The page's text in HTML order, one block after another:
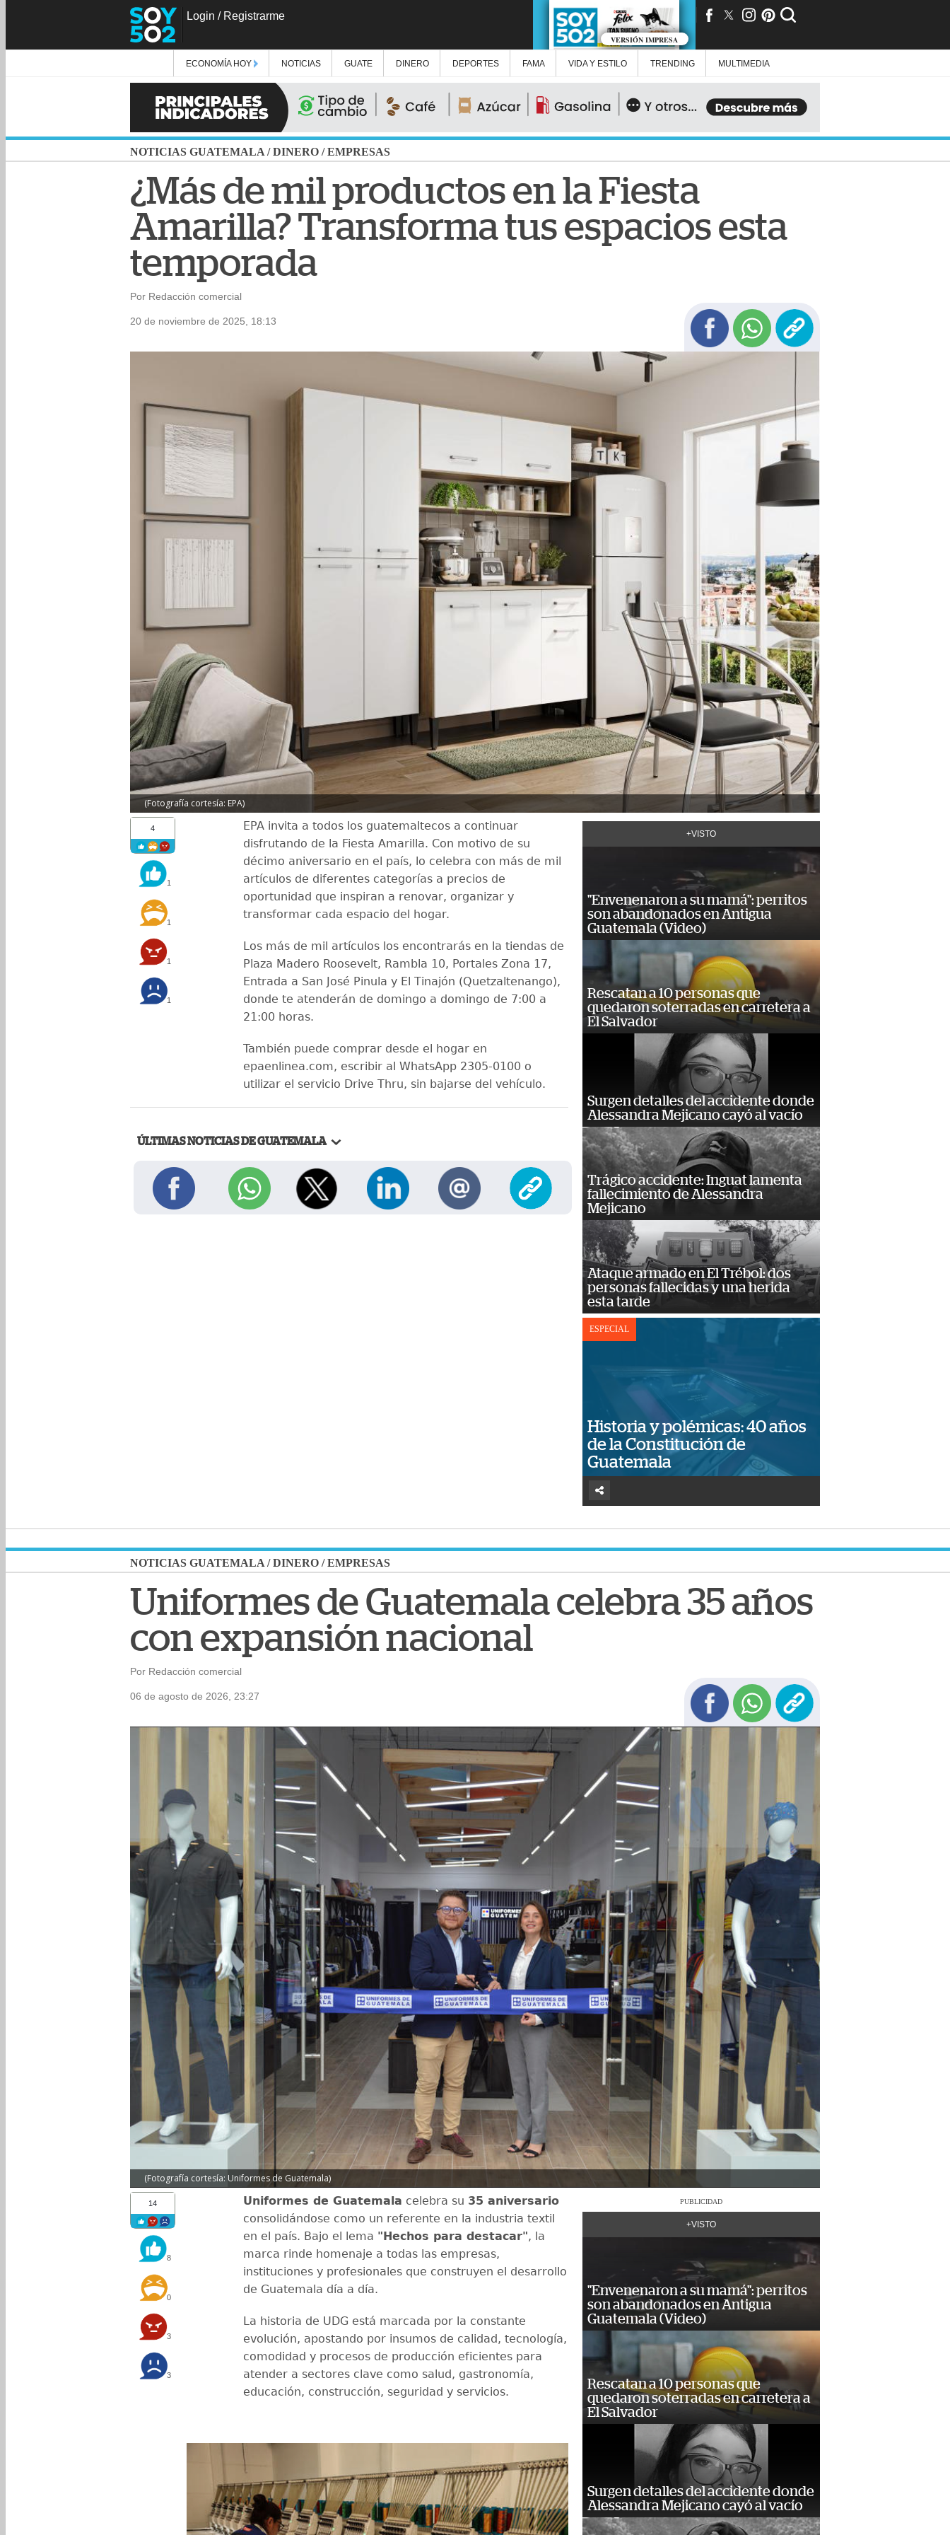
Login / Registrarme
VERSIÓN IMPRESA
ECONOMÍA HOY NOTICIAS GUATE DINERO DEPORTES FAMA VIDA Y ESTILO TRENDING MULTIMEDIA
NOTICIAS GUATEMALA /DINERO /EMPRESAS
¿Más de mil productos en la Fiesta
Amarilla? Transforma tus espacios esta
temporada
Por Redacción comercial
20 de noviembre de 2025, 18:13
(Fotografía cortesía: EPA)
4
1
1
1
1
EPA invita a todos los guatemaltecos a continuar
disfrutando de la Fiesta Amarilla. Con motivo de su
décimo aniversario en el país, lo celebra con más de mil
artículos de diferentes categorías a precios de
oportunidad que inspiran a renovar, organizar y
transformar cada espacio del hogar.
Los más de mil artículos los encontrarás en la tiendas de
Plaza Madero Roosevelt, Rambla 10, Portales Zona 17,
Entrada a San José Pinula y El Tinajón (Quetzaltenango),
donde te atenderán de domingo a domingo de 7:00 a
21:00 horas.
También puede comprar desde el hogar en
epaenlinea.com, escribir al WhatsApp 2305-0100 o
utilizar el servicio Drive Thru, sin bajarse del vehículo.
ÚLTIMAS NOTICIAS DE GUATEMALA
+VISTO
"Envenenaron a su mamá": perritos
son abandonados en Antigua
Guatemala (Video)
Rescatan a 10 personas que
quedaron soterradas en carretera a
El Salvador
Surgen detalles del accidente donde
Alessandra Mejicano cayó al vacío
Trágico accidente: Inguat lamenta
fallecimiento de Alessandra
Mejicano
Ataque armado en El Trébol: dos
personas fallecidas y una herida
esta tarde
ESPECIAL
Historia y polémicas: 40 años
de la Constitución de
Guatemala
NOTICIAS GUATEMALA /DINERO /EMPRESAS
Uniformes de Guatemala celebra 35 años
con expansión nacional
Por Redacción comercial
06 de agosto de 2026, 23:27
(Fotografía cortesía: Uniformes de Guatemala)
14
8
0
3
3
Uniformes de Guatemala celebra su 35 aniversario
consolidándose como un referente en la industria textil
en el país. Bajo el lema "Hechos para destacar", la
marca rinde homenaje a todas las empresas,
instituciones y profesionales que construyen el desarrollo
de Guatemala día a día.
La historia de UDG está marcada por la constante
evolución, apostando por insumos de calidad, tecnología,
comodidad y procesos de producción eficientes para
atender a sectores clave como salud, gastronomía,
educación, construcción, seguridad y servicios.
PUBLICIDAD
+VISTO
"Envenenaron a su mamá": perritos
son abandonados en Antigua
Guatemala (Video)
Rescatan a 10 personas que
quedaron soterradas en carretera a
El Salvador
Surgen detalles del accidente donde
Alessandra Mejicano cayó al vacío